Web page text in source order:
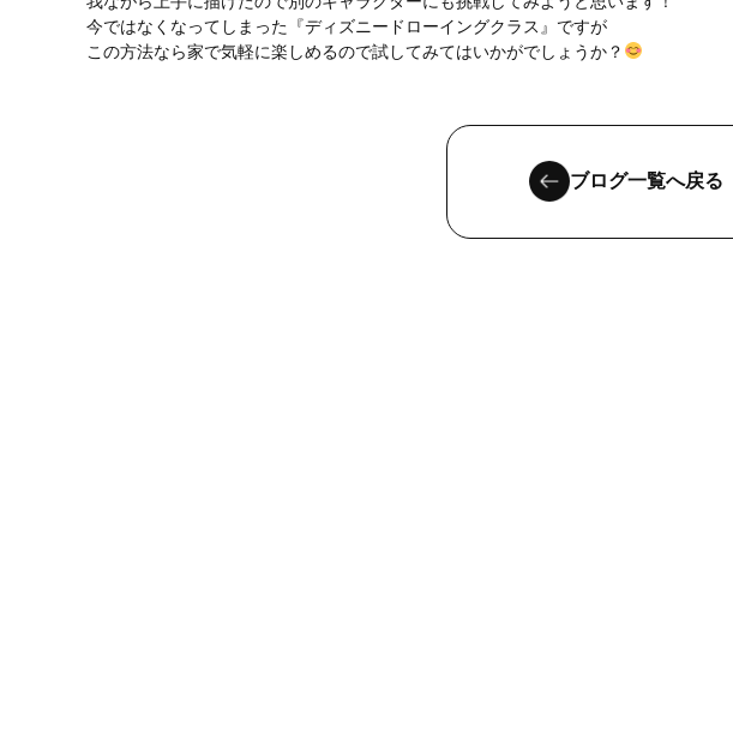
今ではなくなってしまった『ディズニードローイングクラス』ですが
この方法なら家で気軽に楽しめるので試してみてはいかがでしょうか？
ブログ一覧へ戻る